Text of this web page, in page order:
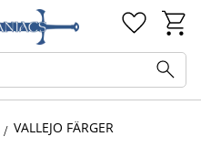
VALLEJO FÄRGER